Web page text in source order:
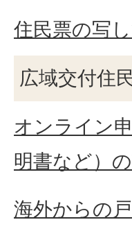
住民票の写
広域交付住
オンライン
明書など）
海外からの